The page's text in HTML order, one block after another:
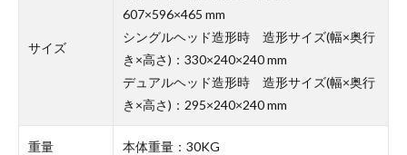
サイズ
607×596×465 mm
シングルヘッド造形時 造形サイズ(幅×奥行
き×高さ)：330×240×240 mm
デュアルヘッド造形時 造形サイズ(幅×奥行
き×高さ)：295×240×240 mm
重量 本体重量：30KG